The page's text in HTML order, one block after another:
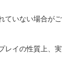
ていない場合がご
レイの性質上、実